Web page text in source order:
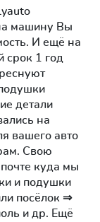
машину Вы
И ещё на
срок 1 год
детали
на
вашего авто
Свою
куда мы
и подушки
посёлок ⇒
и др. Ещё